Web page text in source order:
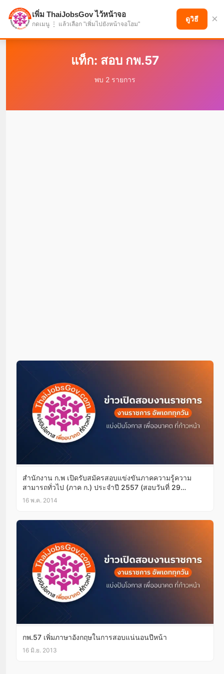
แบ่งปันโอกาส เพื่ออนาคตที่ก้าวหน้า
แท็ก: สอบ กพ.57
พบ 2 รายการ
สำนักงาน ก.พ เปิดรับสมัครสอบแข่งขันภาคความรู้ความ
สามารถทั่วไป (ภาค ก.) ประจำปี 2557 (สอบวันที่ 29
มิ.ย.2557)
16 พ.ค. 2014
กพ.57 เพิ่มภาษาอังกฤษในการสอบแน่นอนปีหน้า
16 มิ.ย. 2013
เพิ่ม ThaiJobsGov ไว้หน้าจอ
กดเมนู ⋮ แล้วเลือก "เพิ่มไปยังหน้าจอโฮม"
ดูวิธี ×